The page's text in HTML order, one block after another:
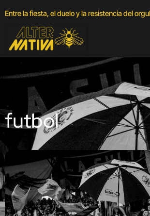
Entre la fiesta, el duelo y la resistencia del
futbol